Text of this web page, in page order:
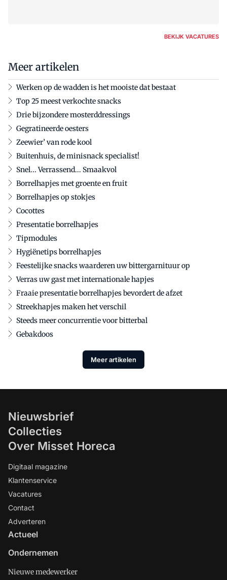
BEKIJK VACATURES
Meer artikelen
Werken op de wadden is het mooiste dat bestaat
Top 25 meest verkochte snacks
Drie bijzondere mosterddressings
Gegratineerde oesters
Zeewier’ van rode kool
Buitenhuis, de minisnack specialist!
Snel... Verrassend... Smaakvol
Borrelhapjes met groente en fruit
Borrelhapjes op stokjes
Cocottes
Presentatie borrelhapjes
Tipmodules
Hygiënetips borrelhapjes
Feestelijke snacks waarderen uw bittergarnituur op
Verras uw gast met internationale hapjes
Fraaie presentatie borrelhapjes bevordert de afzet
Streekhapjes maken het verschil
Steeds meer concurrentie voor bitterbal
Gebakdoos
Meer artikelen
Nieuwsbrief
Collecties
Over Misset Horeca
Digitaal magazine
Klantenservice
Vacatures
Contact
Adverteren
Actueel
Ondernemen
Nieuwe medewerker